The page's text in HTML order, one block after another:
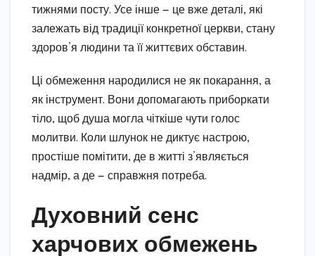
тижнями посту. Усе інше — це вже деталі, які
залежать від традиції конкретної церкви, стану
здоров’я людини та її життєвих обставин.
Ці обмеження народилися не як покарання, а
як інструмент. Вони допомагають приборкати
тіло, щоб душа могла чіткіше чути голос
молитви. Коли шлунок не диктує настрою,
простіше помітити, де в житті з’являється
надмір, а де — справжня потреба.
Духовний сенс
харчових обмежень